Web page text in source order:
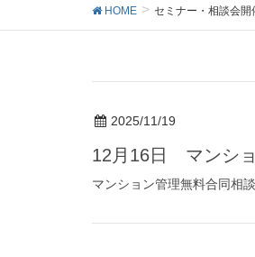
HOME セミナー・相談会開
2025/11/19
12月16日 マンシ
マンション管理無料合同相